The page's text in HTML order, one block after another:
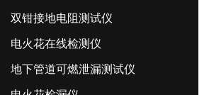
双钳接地电阻测试仪
电火花在线检测仪
地下管道可燃泄漏测试仪